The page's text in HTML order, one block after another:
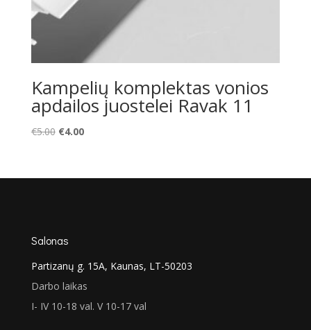
Kampelių komplektas vonios
apdailos juostelei Ravak 11
€5.00 Original
€5.00.
€4.00Current
€4.00.
Salonas
Partizanų g. 15A, Kaunas, LT-50203
Darbo laikas
I- IV 10-18 val. V 10-17 val